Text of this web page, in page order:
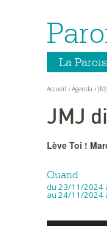
Aller
contenu.
la
Outils
personnels
La
Accueil › Agenda ›
JMJ
Lève Toi !
Quand
du 23/11/2024
au 24/11/2024